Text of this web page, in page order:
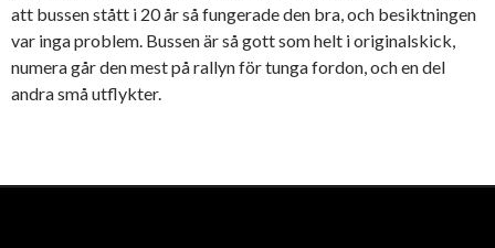
att bussen stått i 20 år så fungerade den bra, och besiktningen
var inga problem. Bussen är så gott som helt i originalskick,
numera går den mest på rallyn för tunga fordon, och en del
andra små utflykter.